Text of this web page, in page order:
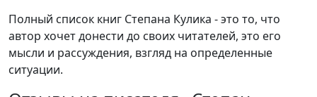
Полный список книг Степана Кулика - это то, что
автор хочет донести до своих читателей, это его
мысли и рассуждения, взгляд на определенные
ситуации.